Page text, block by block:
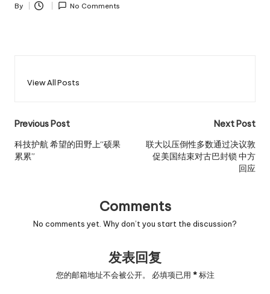
Posted
By No Comments
View All Posts
Post
navigation
Previous Post
科技护航 希望的田野上“硕果
累累”
Next Post
联大以压倒性多数通过决议敦
促美国结束对古巴封锁 中方
回应
Comments
No comments yet. Why don’t you start the discussion?
发表回复
您的邮箱地址不会被公开。 必填项已用 *标注